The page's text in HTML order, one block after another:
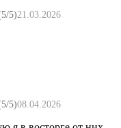
5)21.03.2026
5)08.04.2026